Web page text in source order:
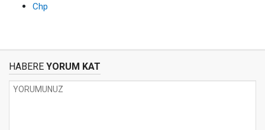
Chp
HABERE YORUM KAT